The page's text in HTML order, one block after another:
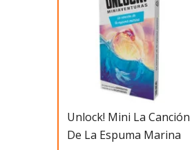
Unlock! Mini La Canción
De La Espuma Marina